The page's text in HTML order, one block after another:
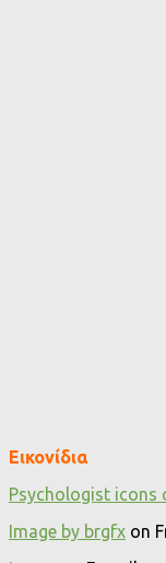
Εικονίδια
Psychologist icons
Image by brgfx on